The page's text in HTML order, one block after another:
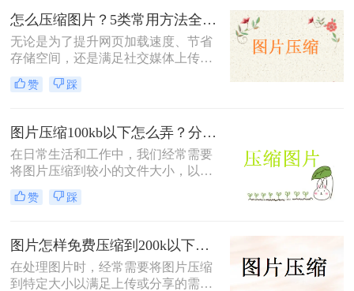
怎么压缩图片？5类常用方法全解析！
无论是为了提升网页加载速度、节省
存储空间，还是满足社交媒体上传限
制，图片压缩都是高频需求。那么怎
么压缩图片呢？本文系统梳理5类主
你快速掌握压缩技巧。
赞 踩
图片压缩100kb以下怎么弄？分享4个高效压缩方法！
在日常生活和工作中，我们经常需要
将图片压缩到较小的文件大小，以便
于上传、发送或存储。将图片压缩到
100KB以下是一个常见的需求。那么
将详细介绍几种实现这一目标的方
法。
赞 踩
图片怎样免费压缩到200k以下？二种压缩方法分享
在处理图片时，经常需要将图片压缩
到特定大小以满足上传或分享的需